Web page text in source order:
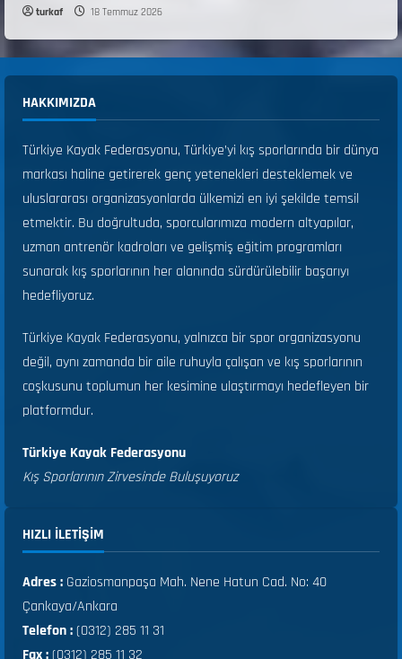
turkaf 18 Temmuz 2026
HAKKIMIZDA
Türkiye Kayak Federasyonu, Türkiye’yi kış sporlarında bir dünya
markası haline getirerek genç yetenekleri desteklemek ve
uluslararası organizasyonlarda ülkemizi en iyi şekilde temsil
etmektir. Bu doğrultuda, sporcularımıza modern altyapılar,
uzman antrenör kadroları ve gelişmiş eğitim programları
sunarak kış sporlarının her alanında sürdürülebilir başarıyı
hedefliyoruz.
Türkiye Kayak Federasyonu, yalnızca bir spor organizasyonu
değil, aynı zamanda bir aile ruhuyla çalışan ve kış sporlarının
coşkusunu toplumun her kesimine ulaştırmayı hedefleyen bir
platformdur.
Türkiye Kayak Federasyonu
Kış Sporlarının Zirvesinde Buluşuyoruz
HIZLI ILETIŞIM
Adres : Gaziosmanpaşa Mah. Nene Hatun Cad. No: 40
Çankaya/Ankara
Telefon :(0312) 285 11 31